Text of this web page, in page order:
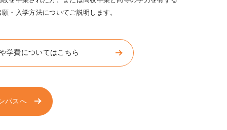
・入学方法についてご説明します。
学費についてはこちら
パスへ